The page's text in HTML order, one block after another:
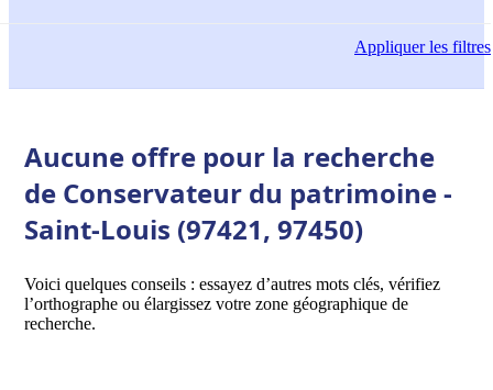
Appliquerles filtres
Aucune offre pour la recherche
de Conservateur du patrimoine -
Saint-Louis (97421, 97450)
Voici quelques conseils : essayez d’autres mots clés, vérifiez
l’orthographe ou élargissez votre zone géographique de
recherche.